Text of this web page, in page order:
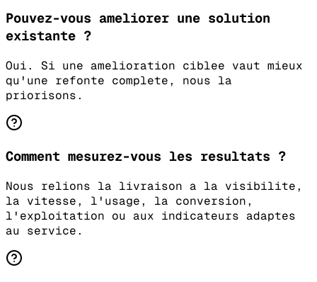
Pouvez-vous ameliorer une solution
existante ?
Oui. Si une amelioration ciblee vaut mieux
qu'une refonte complete, nous la
priorisons.
Comment mesurez-vous les resultats ?
Nous relions la livraison a la visibilite,
la vitesse, l'usage, la conversion,
l'exploitation ou aux indicateurs adaptes
au service.